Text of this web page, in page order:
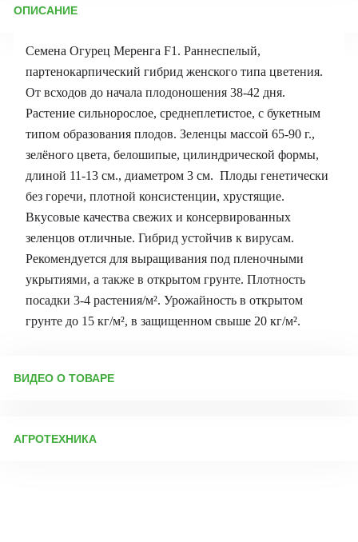
Бренд товара:
Срок отправки:ежедневно
ОПИСАНИЕ
Семена Огурец Меренга F1. Раннеспелый,
партенокарпический гибрид женского типа цветения.
От всходов до начала плодоношения 38-42 дня.
Растение сильнорослое, среднеплетистое, с букетным
типом образования плодов. Зеленцы массой 65-90 г.,
зелёного цвета, белошипые, цилиндрической формы,
длиной 11-13 см., диаметром 3 см. Плоды генетически
без горечи, плотной консистенции, хрустящие.
Вкусовые качества свежих и консервированных
зеленцов отличные. Гибрид устойчив к вирусам.
Рекомендуется для выращивания под пленочными
укрытиями, а также в открытом грунте. Плотность
посадки 3-4 растения/м². Урожайность в открытом
грунте до 15 кг/м², в защищенном свыше 20 кг/м².
ВИДЕО О ТОВАРЕ
АГРОТЕХНИКА